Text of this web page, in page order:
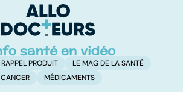
RAPPEL PRODUIT
LE MAG DE LA SANTÉ
CANCER
MÉDICAMENTS